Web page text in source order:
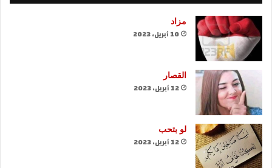
مزاد
10 أبريل، 2023
القصار
12 أبريل، 2023
لو بتحب
12 أبريل، 2023